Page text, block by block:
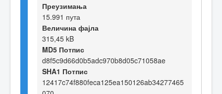
Преузимања
15.991 пута
Величина фајла
315,45 kB
MD5 Потпис
d8f5c9d66d0b5adc970b8d05c71058ae
SHA1 Потпис
12417c74f880feca125ea150126ab34277465